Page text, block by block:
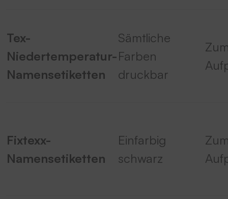
Tex-
Niedertemperatur-
Namensetiketten
Sämtliche
Farben
druckbar
Fixtexx-
Namensetiketten
Einfarbig
schwarz